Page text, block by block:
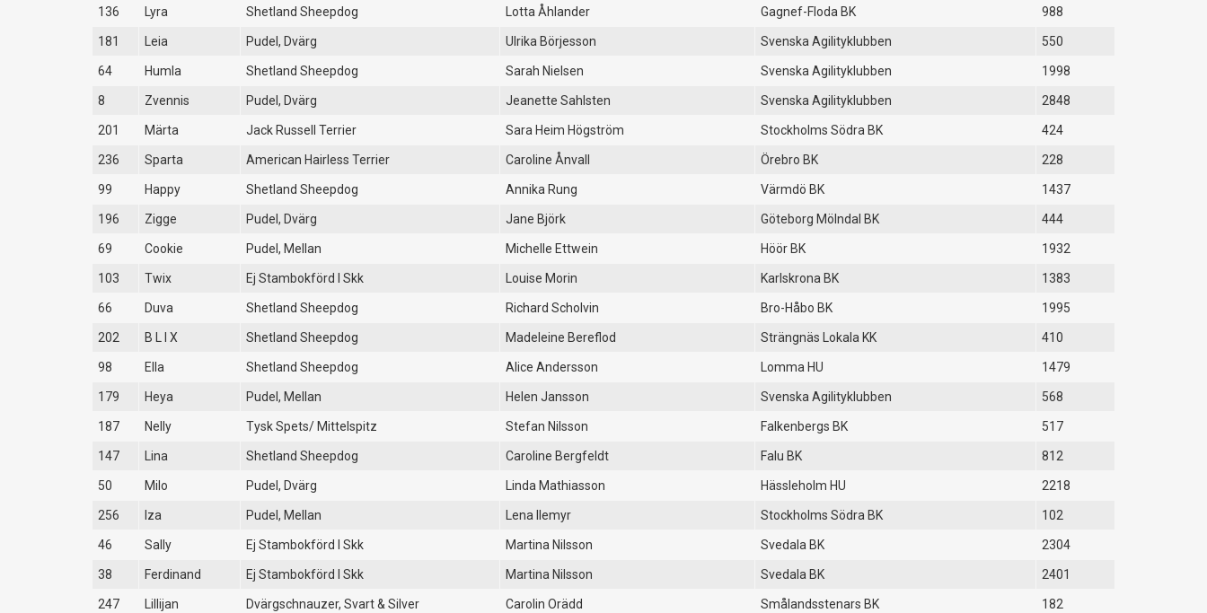
136 Lyra Shetland Sheepdog Lotta Åhlander Gagnef-Floda BK 988
181 Leia Pudel, Dvärg Ulrika Börjesson Svenska Agilityklubben 550
64 Humla Shetland Sheepdog Sarah Nielsen Svenska Agilityklubben 1998
8 Zvennis Pudel, Dvärg Jeanette Sahlsten Svenska Agilityklubben 2848
201 Märta Jack Russell Terrier Sara Heim Högström Stockholms Södra BK 424
236 Sparta American Hairless Terrier Caroline Ånvall Örebro BK 228
99 Happy Shetland Sheepdog Annika Rung Värmdö BK 1437
196 Zigge Pudel, Dvärg Jane Björk Göteborg Mölndal BK 444
69 Cookie Pudel, Mellan Michelle Ettwein Höör BK 1932
103 Twix Ej Stambokförd I Skk Louise Morin Karlskrona BK 1383
66 Duva Shetland Sheepdog Richard Scholvin Bro-Håbo BK 1995
202 B L I X Shetland Sheepdog Madeleine Bereflod Strängnäs Lokala KK 410
98 Ella Shetland Sheepdog Alice Andersson Lomma HU 1479
179 Heya Pudel, Mellan Helen Jansson Svenska Agilityklubben 568
187 Nelly Tysk Spets/ Mittelspitz Stefan Nilsson Falkenbergs BK 517
147 Lina Shetland Sheepdog Caroline Bergfeldt Falu BK 812
50 Milo Pudel, Dvärg Linda Mathiasson Hässleholm HU 2218
256 Iza Pudel, Mellan Lena Ilemyr Stockholms Södra BK 102
46 Sally Ej Stambokförd I Skk Martina Nilsson Svedala BK 2304
38 Ferdinand Ej Stambokförd I Skk Martina Nilsson Svedala BK 2401
247 Lillijan Dvärgschnauzer, Svart & Silver Carolin Orädd Smålandsstenars BK 182